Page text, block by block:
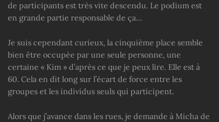
de participants est très vite descendu. Le podium est
en grande partie responsable de ça…
Je suis cependant curieux, la cinquième place semble
bien être occupée par une seule personne, une
certaine « Kim » d’après ce que je peux lire. Elle est à
60. Cela en dit long sur l’écart de force entre les
groupes et les individus seuls qui participent.
Alors que j’avance dans les rues, je demande à Micha de